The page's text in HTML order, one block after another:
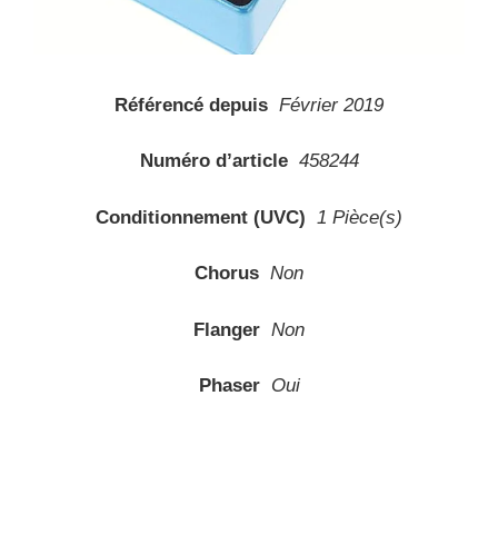
Référencé depuis Février 2019
Numéro d’article 458244
Conditionnement (UVC) 1 Pièce(s)
Chorus Non
Flanger Non
Phaser Oui